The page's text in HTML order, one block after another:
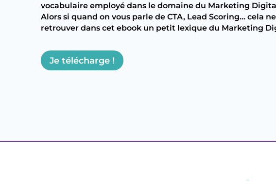
vocabulaire employé dans le domaine du Marketing
Alors si quand on vous parle de CTA, Lead Scoring… cela
retrouver dans cet ebook un petit lexique du Marketing
Je télécharge !